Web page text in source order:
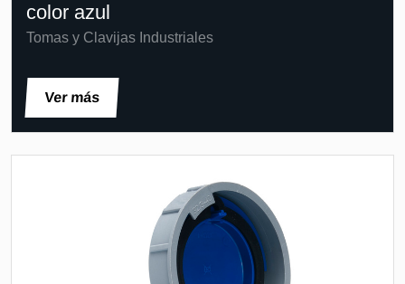
color azul
Tomas y Clavijas Industriales
Ver más